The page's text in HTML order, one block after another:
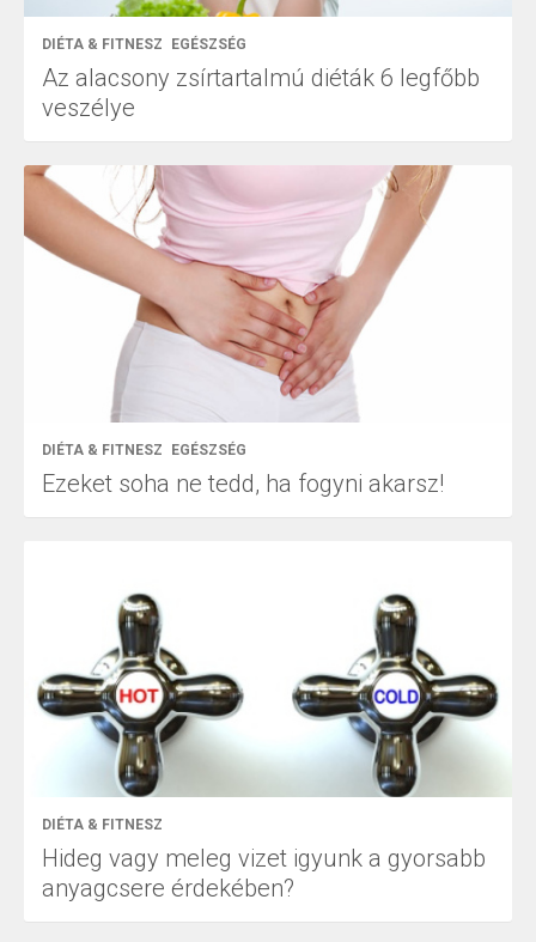
DIÉTA & FITNESZ EGÉSZSÉG
Az alacsony zsírtartalmú diéták 6 legfőbb
veszélye
DIÉTA & FITNESZ EGÉSZSÉG
Ezeket soha ne tedd, ha fogyni akarsz!
DIÉTA & FITNESZ
Hideg vagy meleg vizet igyunk a gyorsabb
anyagcsere érdekében?